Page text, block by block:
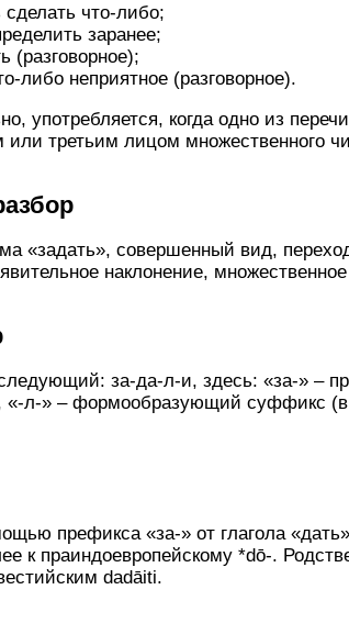
что-либо;
заранее;
(разговорное);
либо неприятное (разговорное).
употребляется, когда одно из
третьим лицом множественного
«задать», совершенный вид,
наклонение,
за-да-л-и, здесь: «за-» –
«-л-» – формообразующий суффикс
префикса «за-» от глагола
к праиндоевропейскому *dō-.
dadāiti.